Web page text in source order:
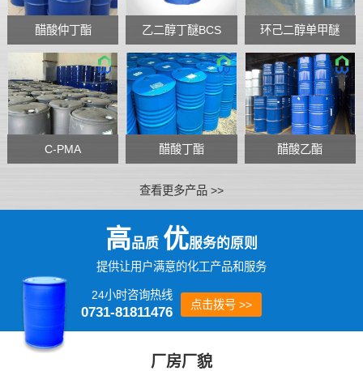
醋酸仲丁酯 乙二醇丁醚BCS 环己二醇单甲醚
C-PMA 醋酸丁酯 醋酸乙酯
查看更多产品 >>
高品质 优服务的原则
提供让用户满意的化工产品和服务
24小时咨询热线
0731-81811476 点击拨号 >>
厂房厂貌